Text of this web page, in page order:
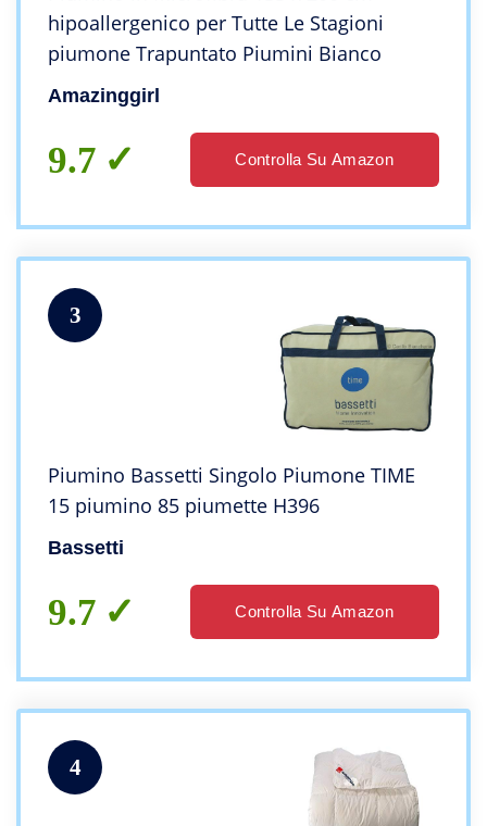
hipoallergenico per Tutte Le Stagioni
piumone Trapuntato Piumini Bianco
Amazinggirl
9.7 Controlla Su Amazon
3
Piumino Bassetti Singolo Piumone TIME
15 piumino 85 piumette H396
Bassetti
9.7 Controlla Su Amazon
4